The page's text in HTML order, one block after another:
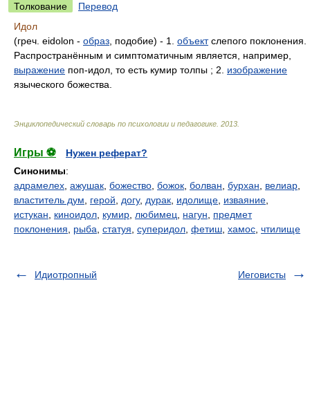
Толкование
Перевод
Идол
(греч. eidolon - образ , подобие) - 1. объектслепого поклонения.
Распространённым и симптоматичным является, например,
выражение поп-идол, то есть кумир толпы ; 2. изображение
языческого божества.
Энциклопедический словарь по психологии и педагогике 2013
Игры ⚽
Нужен реферат?
Синонимы:
адрамелех ажушак божество божок болван бурхан велиар
властитель дум
герой догу, дурак идолище изваяние
истукан
киноидол кумир любимец нагун
предмет
поклонения
рыба статуя суперидол фетиш хамос чтилище
Идиотропный Иеговисты